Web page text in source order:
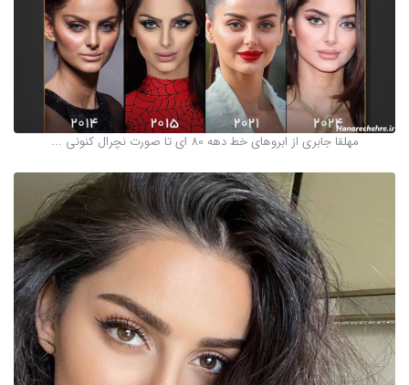
مهلقا جابری از ابروهای خط دهه 80 ای تا صورت نچرال کنونی ...